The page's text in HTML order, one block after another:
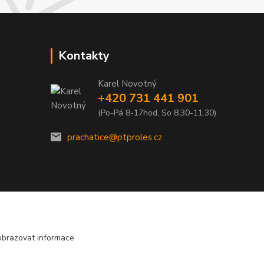
Kontakty
Karel Novotný
+420 731 441 901
(Po-Pá 8-17hod, So 8.30-11.30)
prachatice@ptproles.cz
informace